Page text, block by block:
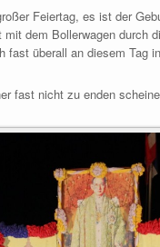
Feiertag, es ist der
dem Bollerwagen durch
fast überall an diesem Tag
fast nicht zu enden